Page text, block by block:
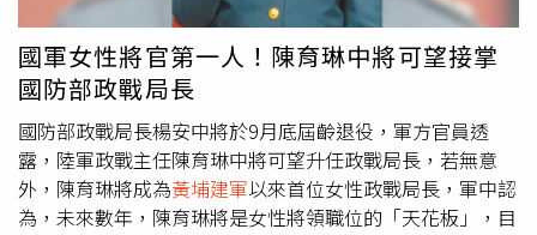
臉書感性發文，「每年的10月10號，我很驕傲的說我是這
塊土地的一份子！謝謝台灣，你給我的一切。今年的國慶日
是我在台灣的第17個國慶，我很慶幸17年前，我選擇來台
灣留學。台灣給我很多難忘的回憶。這些都是我心目中的台
灣價值」。吳鳳強調，「台灣的面積不大，但是可以做的事
很多，像是我們製造世界第一的晶片，亞洲最自由的土地，
網路最開放的國度，擁有許多MIT商品等等。如果你珍惜包
容台灣，他也會包容你！世界很少國家像台灣一樣土地不
國軍女性將官第一人！陳育琳中將可望接掌
國防部政戰局長
國防部政戰局長楊安中將於9月底屆齡退役，軍方官員透
露，陸軍政戰主任陳育琳中將可望升任政戰局長，若無意
外，陳育琳將成為黃埔建軍以來首位女性政戰局長，軍中認
為，未來數年，陳育琳將是女性將領職位的「天花板」，目